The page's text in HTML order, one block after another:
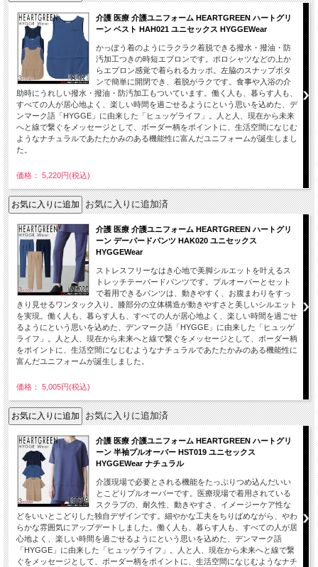
介護 医療 介護ユニフォーム HEARTGREEN ハートグリ
ーン ベスト HAH021 ユニセックス HYGGEWear
かっぽう着のようにラクラク着脱できる撥水・撥油・防
汚加工つきの時短エプロンです。ポロシャツなどの上か
らエプロン感覚で着られるカッポ。左脇のスナップボタ
ンで簡単に開閉でき、着脱がラクです。食事や入浴の介
助時にうれしい撥水・撥油・防汚加工もついています。働く人も、暮らす人も、
すべての人が居心地よく、楽しい時間を過ごせるようにという思いを込めた、デ
ンマーク語「HYGGE」に由来した「ヒュッゲライフ」。人と人、現在から未来
へと線で繋ぐをメッセージとして、ボーダー柄をポイントに、生活空間になじむ
ようなナチュラルであたたかみのある機能性に富んだユニフォームが誕生しまし
た。
価格： 5,220円(税込)
お気に入りに追加済
介護 医療 介護ユニフォーム HEARTGREEN ハートグリ
ーン デーパードパンツ HAK020 ユニセックス
HYGGEWear
ストレスフリーなはき心地で美脚シルエットを叶えるス
トレッチテーパードパンツです。プルオーバーとセット
で着用できるパンツは、動きやすく、お腹まわりをすっ
きり見せるワンタック入り。膝部分の立体構造が動きやすさと美しいシルエット
を実現。働く人も、暮らす人も、すべての人が居心地よく、楽しい時間を過ごせ
るようにという思いを込めた、デンマーク語「HYGGE」に由来した「ヒュッゲ
ライフ」。人と人、現在から未来へと線で繋ぐをメッセージとして、ボーダー柄
をポイントに、生活空間になじむようなナチュラルであたたかみのある機能性に
富んだユニフォームが誕生しました。
価格： 5,005円(税込)
お気に入りに追加済
介護 医療 介護ユニフォーム HEARTGREEN ハートグリ
ーン 半袖プルオーバー HST019 ユニセックス
HYGGEWear ナチュラル
介護現場で必要とされる機能をたっぷりつめ込んだいい
とこどりプルオーバーです。医療現場で着用されている
スクラブの、耐久性、動きやすさ、イメージーケア性な
どをいいとこどりした独自デザインです。細やかな工夫をちりばめながら、やわ
らかな雰囲気にアップデートしました。働く人も、暮らす人も、すべての人が居
心地よく、楽しい時間を過ごせるようにという思いを込めた、デンマーク語
「HYGGE」に由来した「ヒュッゲライフ」。人と人、現在から未来へと線で繋
ぐをメッセージとして、ボーダー柄をポイントに、生活空間になじむようなナチ